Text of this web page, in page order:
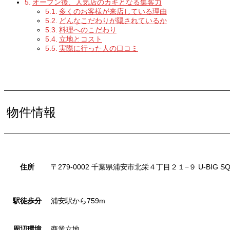
オープン後、人気店のカギとなる集客力
多くのお客様が来店している理由
どんなこだわりが隠されているか
料理へのこだわり
立地とコスト
実際に行った人の口コミ
物件情報
住所 〒 279-0002 千葉県浦安市北栄４丁目２１ −９ U-BIG
駅徒歩分 浦安駅から759m